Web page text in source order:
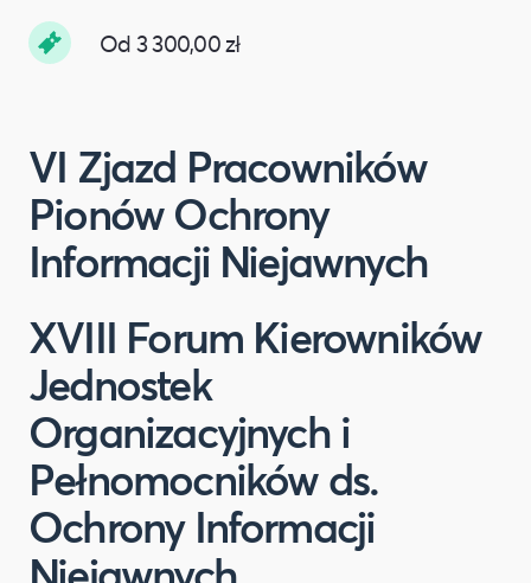
Od 3 300,00 zł
VI Zjazd Pracowników
Pionów Ochrony
Informacji Niejawnych
XVIII Forum Kierowników
Jednostek
Organizacyjnych i
Pełnomocników ds.
Ochrony Informacji